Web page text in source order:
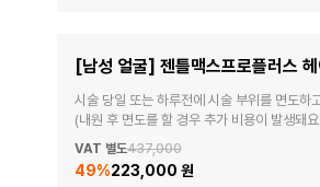
[남성 얼굴] 젠틀맥스프로플러스
시술 당일 또는 하루전에 시술 부위를 면도하
(내원 후 면도를 할 경우 추가 비용이 발생돼
VAT 별도437,000
49%223,000 원